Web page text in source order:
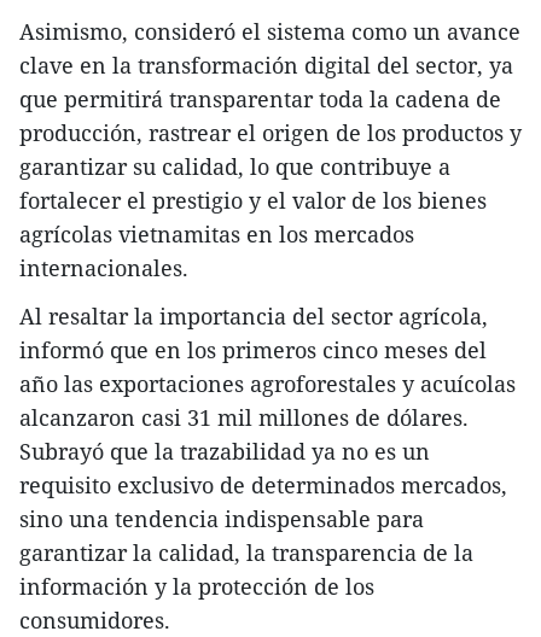
Asimismo, consideró el sistema como un avance
clave en la transformación digital del sector, ya
que permitirá transparentar toda la cadena de
producción, rastrear el origen de los productos y
garantizar su calidad, lo que contribuye a
fortalecer el prestigio y el valor de los bienes
agrícolas vietnamitas en los mercados
internacionales.
Al resaltar la importancia del sector agrícola,
informó que en los primeros cinco meses del
año las exportaciones agroforestales y acuícolas
alcanzaron casi 31 mil millones de dólares.
Subrayó que la trazabilidad ya no es un
requisito exclusivo de determinados mercados,
sino una tendencia indispensable para
garantizar la calidad, la transparencia de la
información y la protección de los
consumidores.